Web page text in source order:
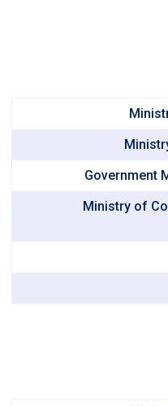
Government
Ministry of